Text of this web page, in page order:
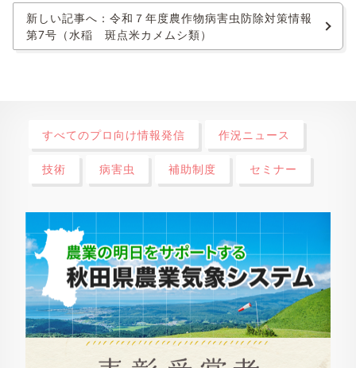
新しい記事へ：令和７年度農作物病害虫防除対策情報
第7号（水稲 斑点米カメムシ類）
すべてのプロ向け情報発信 作況ニュース
技術 病害虫 補助制度 セミナー